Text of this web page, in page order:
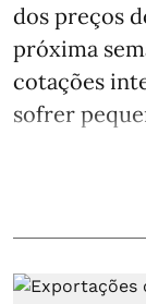
dos preços
próxima
cotações
sofrer